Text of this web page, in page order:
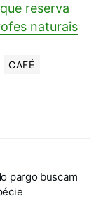
reserva
naturais
CAFÉ
pargo buscam